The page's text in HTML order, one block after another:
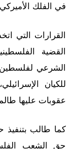
في الفلك
القرارات التي
القضية
الشرعي لفلسطين،
للكيان
عقوبات عليها
كما طالب بتنفيذ
حق الشعب